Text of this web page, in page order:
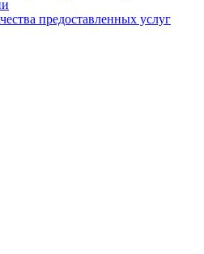
предоставленных услуг